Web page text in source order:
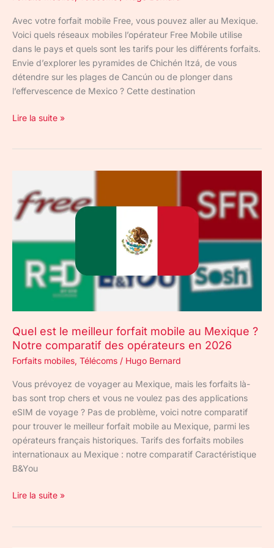
Avec votre forfait mobile Free, vous pouvez aller au Mexique.
Voici quels réseaux mobiles l’opérateur Free Mobile utilise
dans le pays et quels sont les tarifs pour les différents forfaits.
Envie d’explorer les pyramides de Chichén Itzá, de vous
détendre sur les plages de Cancún ou de plonger dans
l’effervescence de Mexico ? Cette destination
Lire la suite »
Quel est le meilleur forfait mobile au Mexique ?
Notre comparatif des opérateurs en 2026
Forfaits mobiles, Télécoms / Hugo Bernard
Vous prévoyez de voyager au Mexique, mais les forfaits là-
bas sont trop chers et vous ne voulez pas des applications
eSIM de voyage ? Pas de problème, voici notre comparatif
pour trouver le meilleur forfait mobile au Mexique, parmi les
opérateurs français historiques. Tarifs des forfaits mobiles
internationaux au Mexique : notre comparatif Caractéristique
B&You
le
meilleur
mobile
Mexique
des
opérateurs
en
Lire la suite »